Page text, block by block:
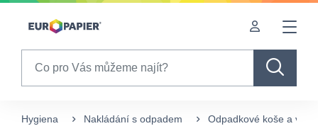
Table Of Content
Často nakupované s tímto produktem
Pro Vás zajímavé produkty
Hygiena Nakládání s odpadem Odpadkové koše a víka